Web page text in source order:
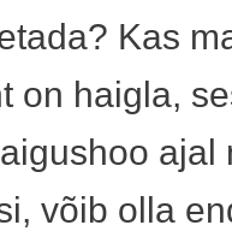
Kas
on haigla,
ajal
võib olla